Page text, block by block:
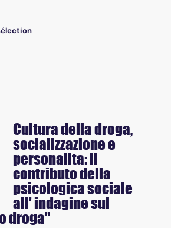
Cultura della droga,
socializzazione e
personalita: il
contributo della
psicologica sociale
all' indagine sul
droga"